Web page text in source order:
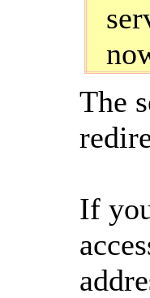
The
If